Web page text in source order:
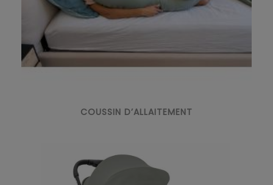
COUSSIN D’ALLAITEMENT